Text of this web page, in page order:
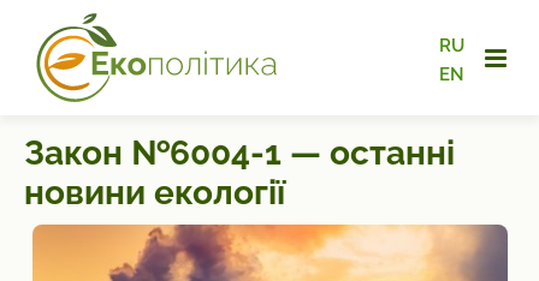
RU
EN
Закон №6004-1 — останні
новини екології